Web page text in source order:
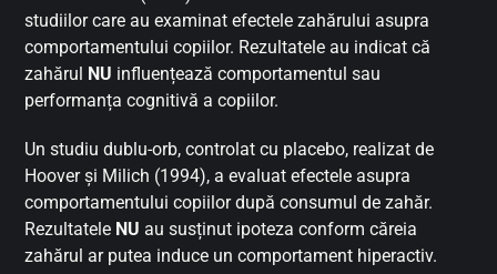
studiilor care au examinat efectele zahărului asupra
comportamentului copiilor. Rezultatele au indicat că
zahărul NU influențează comportamentul sau
performanța cognitivă a copiilor.
Un studiu dublu-orb, controlat cu placebo, realizat de
Hoover și Milich (1994), a evaluat efectele asupra
comportamentului copiilor după consumul de zahăr.
Rezultatele NU au susținut ipoteza conform căreia
zahărul ar putea induce un comportament hiperactiv.